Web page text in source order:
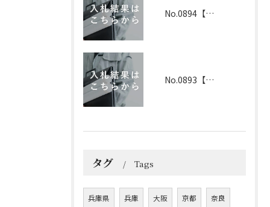
No.0894【兵庫】2026年3月19日 入札結果
No.0893【兵庫】2026年3月25日 入札結果
タグ Tags
兵庫県 兵庫 大阪 京都 奈良